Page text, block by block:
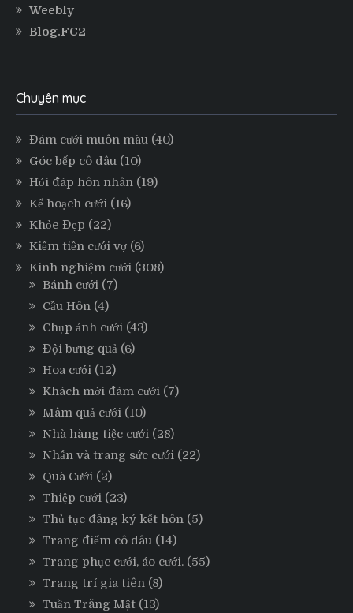
Weebly
Blog.FC2
Chuyên mục
Đám cưới muôn màu (40)
Góc bếp cô dâu (10)
Hỏi đáp hôn nhân (19)
Kế hoạch cưới (16)
Khỏe Đẹp (22)
Kiếm tiền cưới vợ (6)
Kinh nghiệm cưới (308)
Bánh cưới (7)
Cầu Hôn (4)
Chụp ảnh cưới (43)
Đội bưng quả (6)
Hoa cưới (12)
Khách mời đám cưới (7)
Mâm quả cưới (10)
Nhà hàng tiệc cưới (28)
Nhẫn và trang sức cưới (22)
Quà Cưới (2)
Thiệp cưới (23)
Thủ tục đăng ký kết hôn (5)
Trang điểm cô dâu (14)
Trang phục cưới, áo cưới. (55)
Trang trí gia tiên (8)
Tuần Trăng Mật (13)